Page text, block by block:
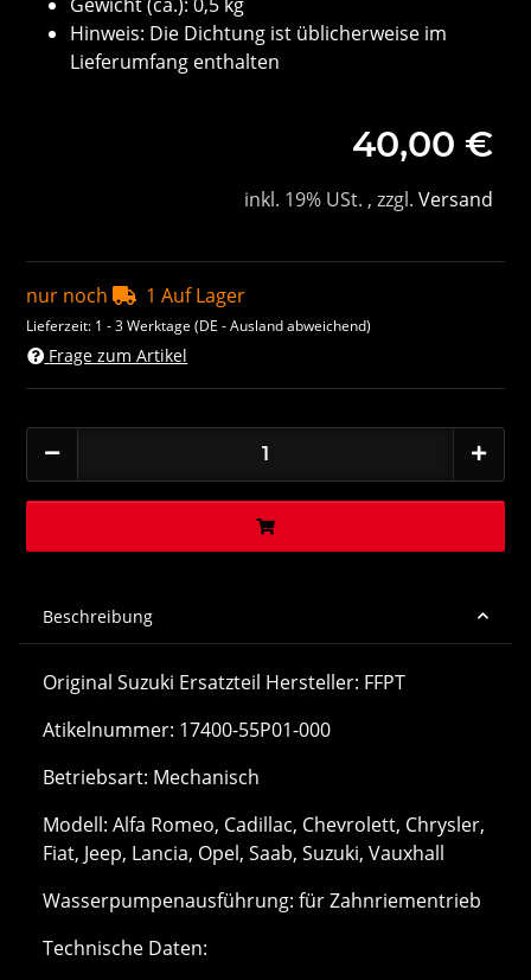
Hinweis: Die Dichtung ist üblicherweise im
Lieferumfang enthalten
40,00 €
inkl. 19% USt. , zzgl. Versand
nur noch 1 Auf Lager
Lieferzeit: 1 - 3 Werktage(DE - Ausland abweichend)
Frage zum Artikel
Beschreibung
Original Suzuki Ersatzteil Hersteller: FFPT
Atikelnummer: 17400-55P01-000
Betriebsart: Mechanisch
Modell: Alfa Romeo, Cadillac, Chevrolett, Chrysler,
Fiat, Jeep, Lancia, Opel, Saab, Suzuki, Vauxhall
Wasserpumpenausführung: für Zahnriementrieb
Technische Daten: